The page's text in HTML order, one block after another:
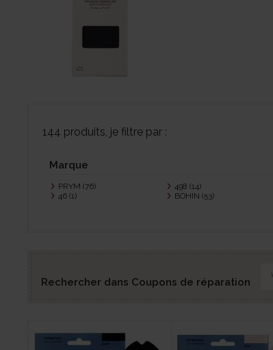
144 produits, je filtre par :
Marque
PRYM (76)
46 (1)
498 (14)
BOHIN (53)
Rechercher dans Coupons de réparation